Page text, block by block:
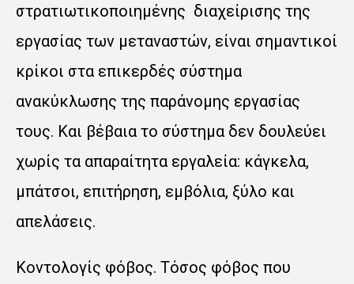
στρατιωτικοποιημένης διαχείρισης της
εργασίας των μεταναστών, είναι σημαντικοί
κρίκοι στα επικερδές σύστημα
ανακύκλωσης της παράνομης εργασίας
τους. Και βέβαια το σύστημα δεν δουλεύει
χωρίς τα απαραίτητα εργαλεία: κάγκελα,
μπάτσοι, επιτήρηση, εμβόλια, ξύλο και
απελάσεις.
Κοντολογίς φόβος. Τόσος φόβος που